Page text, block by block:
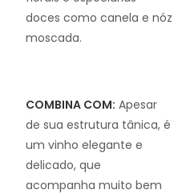
doces como canela e nóz
moscada.
COMBINA COM: Apesar
de sua estrutura tânica, é
um vinho elegante e
delicado, que
acompanha muito bem